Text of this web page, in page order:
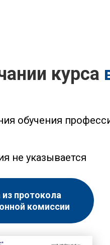
курса
обучения
не указывается
протокола
комиссии